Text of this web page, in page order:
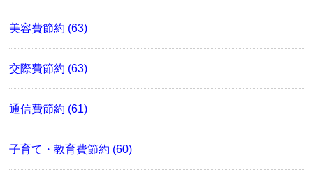
美容費節約 (63)
交際費節約 (63)
通信費節約 (61)
子育て・教育費節約 (60)